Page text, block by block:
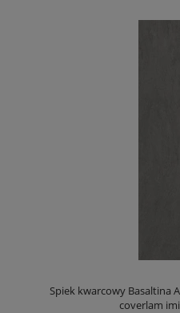
Spiek kwarcowy Basaltina
coverlam